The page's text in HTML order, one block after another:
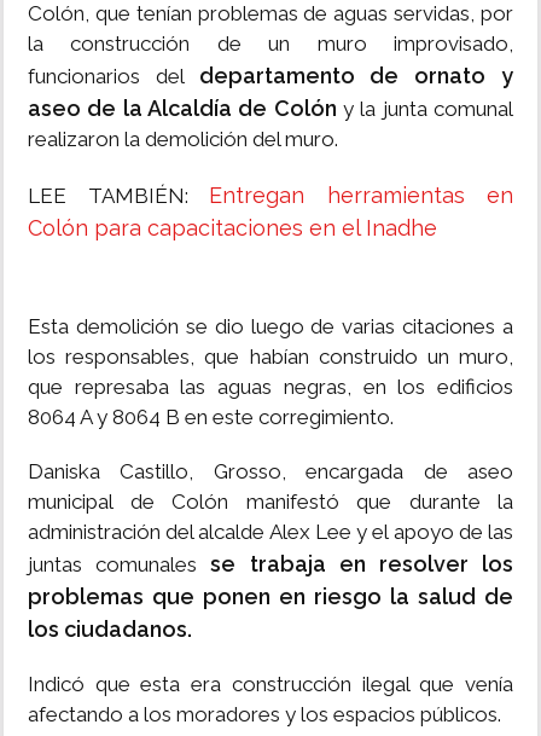
Colón, que tenían problemas de aguas servidas, por
la construcción de un muro improvisado,
funcionarios del departamento de ornato y
aseo de la Alcaldía de Colón y la junta comunal
realizaron la demolición del muro.
LEE TAMBIÉN: Entregan herramientas en
Colón para capacitaciones en el Inadhe
Esta demolición se dio luego de varias citaciones a
los responsables, que habían construido un muro,
que represaba las aguas negras, en los edificios
8064 A y 8064 B en este corregimiento.
Daniska Castillo, Grosso, encargada de aseo
municipal de Colón manifestó que durante la
administración del alcalde Alex Lee y el apoyo de las
juntas comunalesse trabaja en resolver los
problemas que ponen en riesgo la salud de
los ciudadanos.
Indicó que esta era construcción ilegal que venía
afectando a los moradores y los espacios públicos.